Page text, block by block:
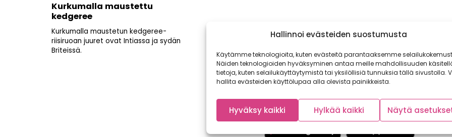
Hallinnoi evästeiden suostumusta
Käytämme teknologioita, kuten evästeitä parantaaksemme
Näiden teknologioiden hyväksyminen antaa meille mahdollisuuden
tietoja, kuten selailukäyttäytymistä tai yksilöllisiä tunnuksia tällä sivustolla.
hallita evästeiden käyttölupaa alla olevista painikkeista.
Hyväksy kaikki Hylkää kaikki Näytä
Kurkumalla maustettu
kedgeree
Kurkumalla maustetun kedgeree-
riisiruoan juuret ovat Intiassa ja sydän
Briteissä.